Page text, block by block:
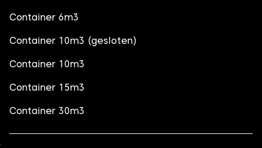
Container 6m3
Container 10m3 (gesloten)
Container 10m3
Container 15m3
Container 30m3